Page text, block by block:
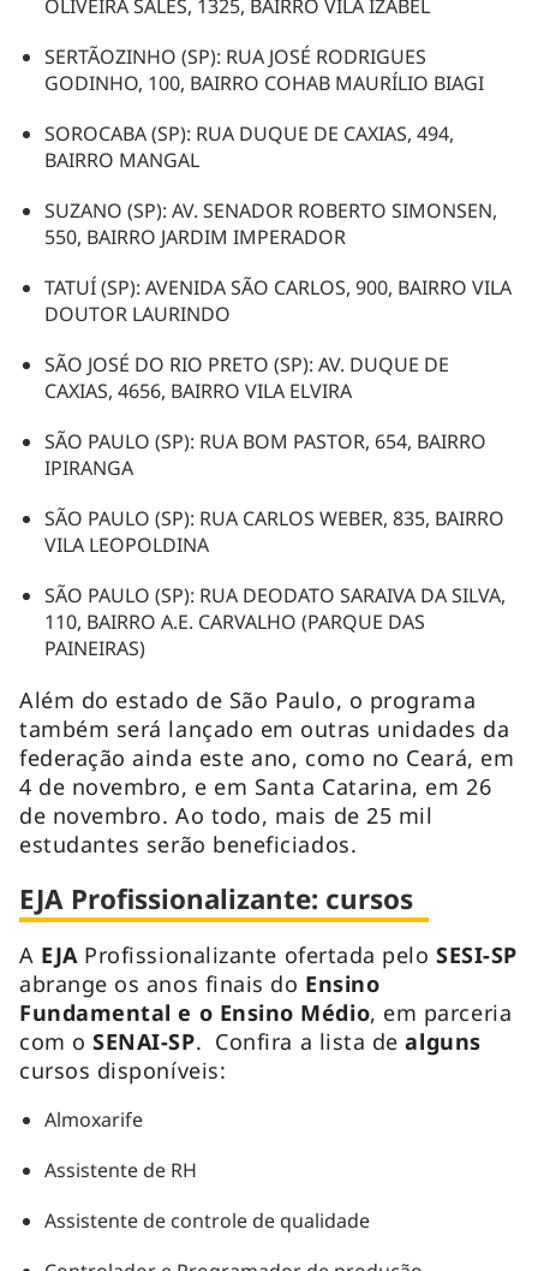
OLIVEIRA SALES, 1325, BAIRRO VILA IZABEL
SERTÃOZINHO (SP): RUA JOSÉ RODRIGUES
GODINHO, 100, BAIRRO COHAB MAURÍLIO BIAGI
SOROCABA (SP): RUA DUQUE DE CAXIAS, 494,
BAIRRO MANGAL
SUZANO (SP): AV. SENADOR ROBERTO SIMONSEN,
550, BAIRRO JARDIM IMPERADOR
TATUÍ (SP): AVENIDA SÃO CARLOS, 900, BAIRRO VILA
DOUTOR LAURINDO
SÃO JOSÉ DO RIO PRETO (SP): AV. DUQUE DE
CAXIAS, 4656, BAIRRO VILA ELVIRA
SÃO PAULO (SP): RUA BOM PASTOR, 654, BAIRRO
IPIRANGA
SÃO PAULO (SP): RUA CARLOS WEBER, 835, BAIRRO
VILA LEOPOLDINA
SÃO PAULO (SP): RUA DEODATO SARAIVA DA SILVA,
110, BAIRRO A.E. CARVALHO (PARQUE DAS
PAINEIRAS)
Além do estado de São Paulo, o programa
também será lançado em outras unidades da
federação ainda este ano, como no Ceará, em
4 de novembro, e em Santa Catarina, em 26
de novembro. Ao todo, mais de 25 mil
estudantes serão beneficiados.
EJA Profissionalizante: cursos
A EJA Profissionalizante ofertada peloSESI-SP
abrange os anos finais do Ensino
Fundamental e o Ensino Médio, em parceria
com oSENAI-SP. Confira a lista dealguns
cursos disponíveis:
Almoxarife
Assistente de RH
Assistente de controle de qualidade